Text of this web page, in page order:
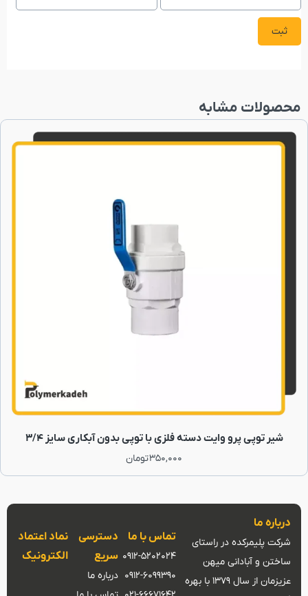
محصولات مشابه
شیر توپی پرو وایت دسته فلزی با توپی بدون آبکاری سایز 3/4
350,000تومان
درباره ما
شرکت پلیمرکده در راستای
ساختن و آبادانی میهن
عزیزمان از سال 1379 با بهره
تماس با ما
0912-5202024
0912-6099390
دسترسی
سریع
درباره ما
نماد اعتماد
الکترونیک